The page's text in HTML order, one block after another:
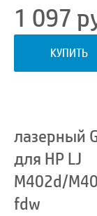
1 097
КУПИТЬ
лазерный
для HP LJ
M402d/
fdw